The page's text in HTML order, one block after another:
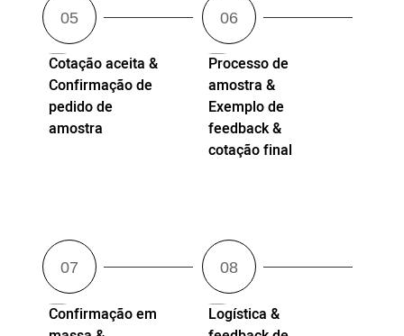
Cotação aceita &
Confirmação de
pedido de
amostra
Processo de
amostra &
Exemplo de
feedback &
cotação final
Confirmação em
Logística &